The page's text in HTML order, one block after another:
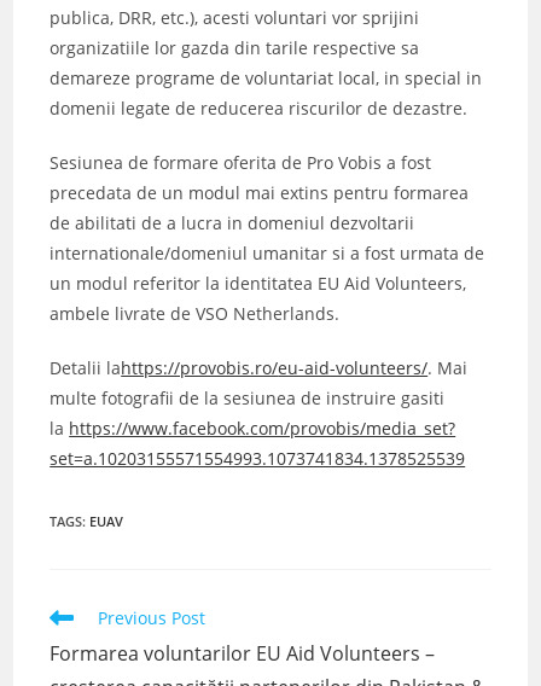
publica, DRR, etc.), acesti voluntari vor sprijini
organizatiile lor gazda din tarile respective sa
demareze programe de voluntariat local, in special in
domenii legate de reducerea riscurilor de dezastre.
Sesiunea de formare oferita de Pro Vobis a fost
precedata de un modul mai extins pentru formarea
de abilitati de a lucra in domeniul dezvoltarii
internationale/domeniul umanitar si a fost urmata de
un modul referitor la identitatea EU Aid Volunteers,
ambele livrate de VSO Netherlands.
Detalii lahttps://provobis.ro/eu-aid-volunteers/. Mai
multe fotografii de la sesiunea de instruire gasiti
la https://www.facebook.com/provobis/media_set?
set=a.10203155571554993.1073741834.1378525539
TAGS: EUAV
Read
articles
Previous Post
Formarea voluntarilor EU Aid Volunteers –